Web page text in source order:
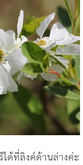
ด้ที่ลิงค์ด้านล่างค่ะ